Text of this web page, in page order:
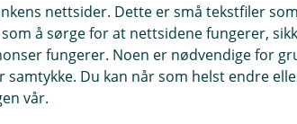
U R R A 🌟
nettsider. Dette er små tekstfiler
å sørge for at nettsidene fungerer,
fungerer. Noen er nødvendige for
Du kan når som helst endre
vår.